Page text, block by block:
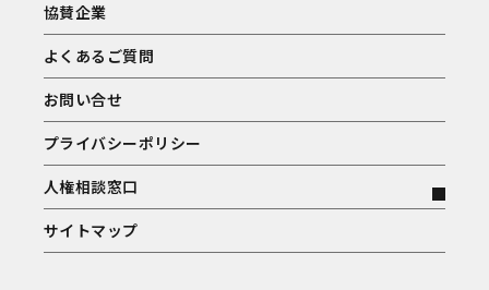
協賛企業
よくあるご質問
お問い合せ
プライバシーポリシー
人権相談窓口
サイトマップ